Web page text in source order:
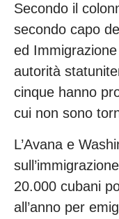
Secondo il
secondo capo
ed
autorità
cinque hanno
cui non sono
L’Avana e
20.000 cubani
all’anno per